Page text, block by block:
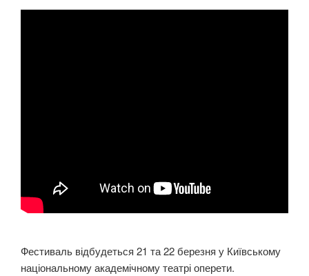
Фестиваль відбудеться 21 та 22 березня у Київському
національному академічному театрі оперети.